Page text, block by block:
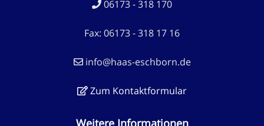
06173 - 318 170
Fax: 06173 - 318 17 16
info@haas-eschborn.de
Zum Kontaktformular
Weitere Informationen